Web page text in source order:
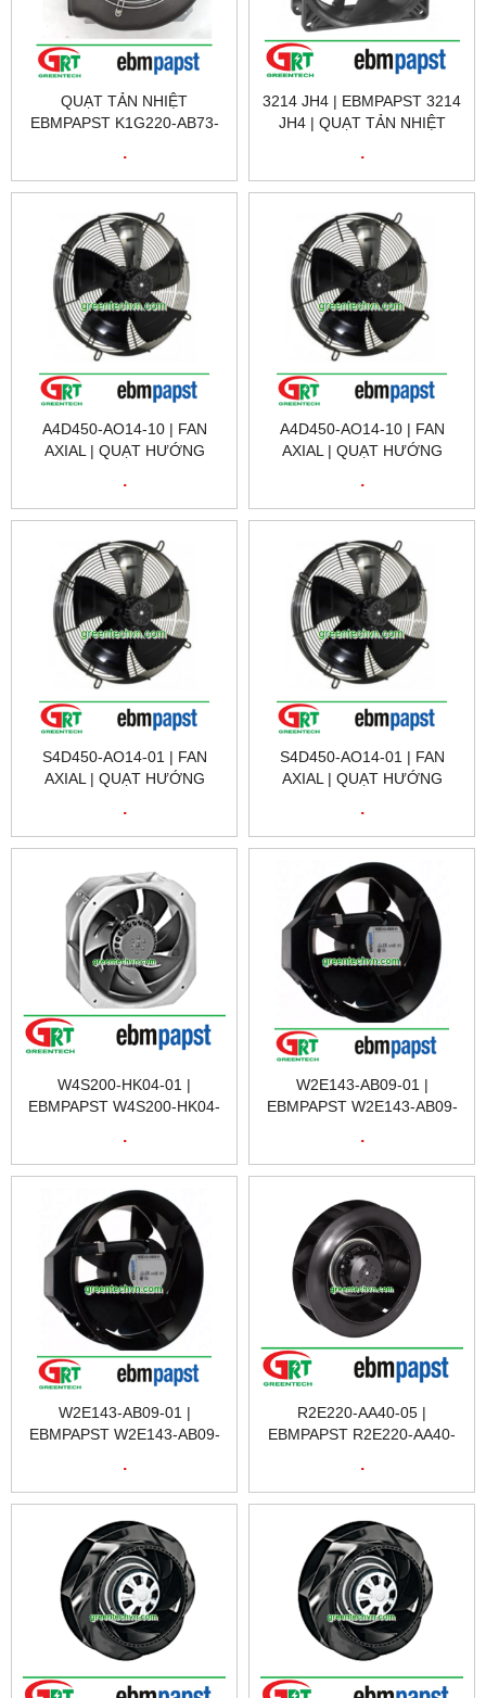
QUẠT TẢN NHIỆT
EBMPAPST K1G220-AB73-
EBMPAPST VIỆT NAM,
.
3214 JH4 | EBMPAPST 3214
JH4 | QUẠT TẢN NHIỆT
.
A4D450-AO14-10 | FAN
AXIAL | QUẠT HƯỚNG
.
A4D450-AO14-10 | FAN
AXIAL | QUẠT HƯỚNG
.
S4D450-AO14-01 | FAN
AXIAL | QUẠT HƯỚNG
.
S4D450-AO14-01 | FAN
AXIAL | QUẠT HƯỚNG
.
W4S200-HK04-01 |
EBMPAPST W4S200-HK04-
EBMPAPST VIETNAM
.
W2E143-AB09-01 |
EBMPAPST W2E143-AB09-
EBMPAPST VIETNAM
.
W2E143-AB09-01 |
EBMPAPST W2E143-AB09-
EBMPAPST VIETNAM
.
R2E220-AA40-05 |
EBMPAPST R2E220-AA40-
EBMPAPST VIETNAM
.